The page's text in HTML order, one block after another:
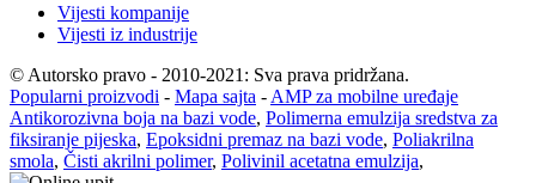
Vijesti kompanije
Vijesti iz industrije
© Autorsko pravo - 2010-2021: Sva prava pridržana.
Popularni proizvodi - Mapa sajta - AMP za mobilne uređaje
Antikorozivna boja na bazi vode, Polimerna emulzija sredstva za
fiksiranje pijeska, Epoksidni premaz na bazi vode, Poliakrilna
smola, Čisti akrilni polimer, Polivinil acetatna emulzija,